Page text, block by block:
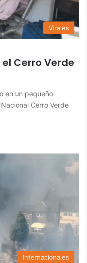
Virales
Cerro Verde
en un pequeño
Cerro Verde
Internacionales